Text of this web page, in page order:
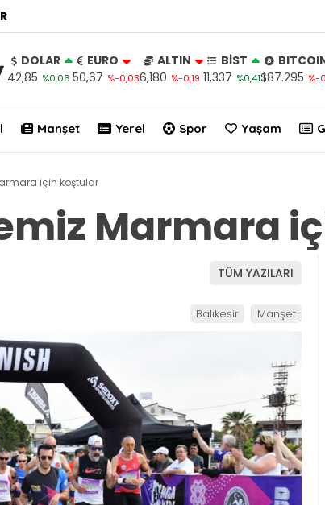
DOLAR
42,85 %0,06
EURO
50,67 %-0,03
ALTIN
6,180 %-0,19
BİST
11,337 %0,41$87.295 %-
Manşet Yerel Spor Yaşam
için koştular
Marmara
TÜM YAZILARI
Balıkesir Manşet